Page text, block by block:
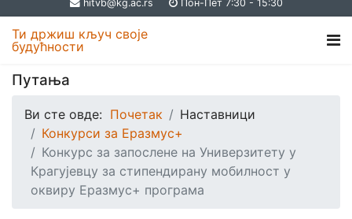
hitvb@kg.ac.rs
Пон-Пет 7:30 - 15:30
Ти држиш кључ своје
будућности
Путања
Ви сте овде: Почетак
Наставници
Конкурси за Еразмус+
Конкурс за запослене на Универзитету у
Крагујевцу за стипендирану мобилност у
оквиру Еразмус+ програма